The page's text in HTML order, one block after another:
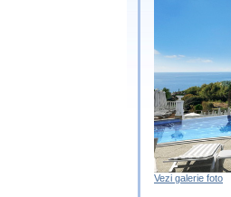
Vezi galerie foto